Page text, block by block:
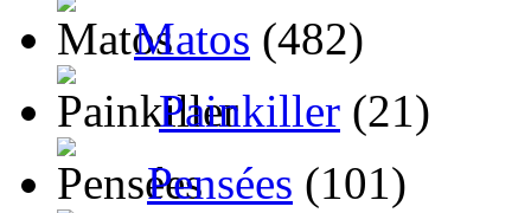
Matos (482)
Painkiller (21)
Pensées (101)